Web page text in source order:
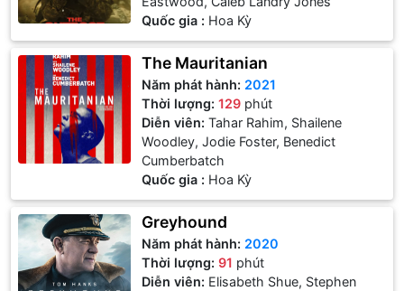
Quốc gia : Hoa Kỳ
The Mauritanian
Năm phát hành: 2021
Thời lượng:129 phút
Diễn viên:Tahar Rahim, Shailene
Woodley, Jodie Foster, Benedict
Cumberbatch
Quốc gia : Hoa Kỳ
Greyhound
Năm phát hành: 2020
Thời lượng:91 phút
Diễn viên: Elisabeth Shue, Stephen